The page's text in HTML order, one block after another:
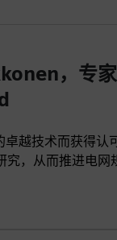
，专
卓越技术而获得认
究，从而推进电网